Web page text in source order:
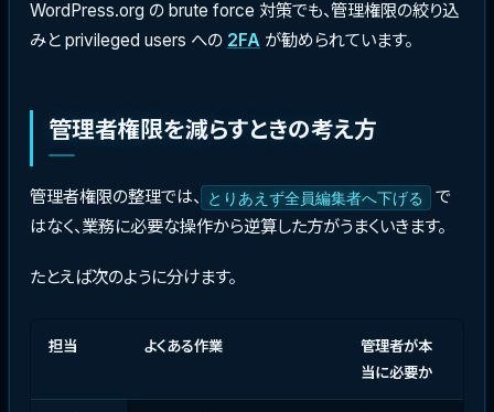
WordPress.org の brute force 対策でも、管理権限の絞り込
みと privileged users への 2FA が勧められています。
管理者権限を減らすときの考え方
管理者権限の整理では、 とりあえず全員編集者へ下げる
で
はなく、業務に必要な操作から逆算した方がうまくいきます。
たとえば次のように分けます。
担当 よくある作業
管理者が本
当に必要か